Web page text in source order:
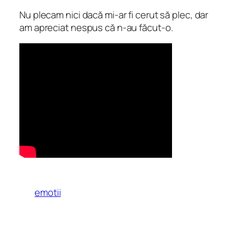
Nu plecam nici dacă mi-ar fi cerut să plec, dar
am apreciat nespus că n-au făcut-o.
emotii